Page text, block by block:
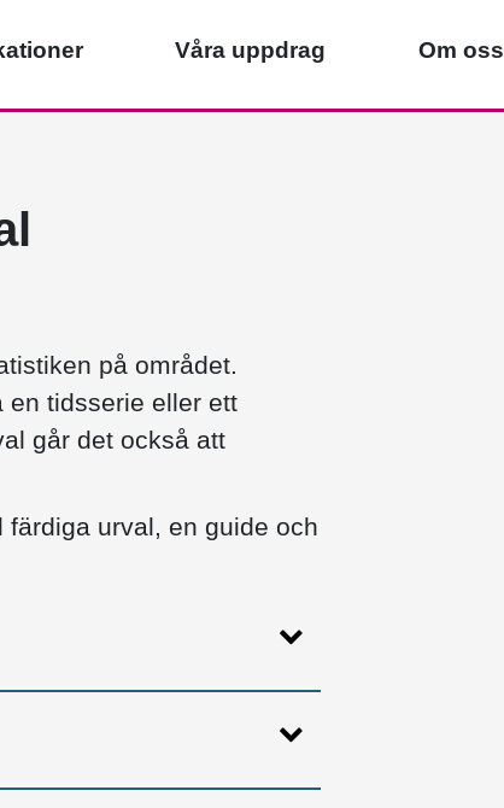
Våra uppdrag Om oss
på området.
en tidsserie eller ett
går det också att
urval, en guide och